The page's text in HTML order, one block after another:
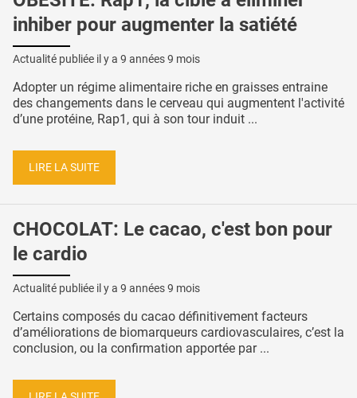
inhiber pour augmenter la satiété
Actualité publiée il y a 9 années 9 mois
Adopter un régime alimentaire riche en graisses entraine
des changements dans le cerveau qui augmentent l'activité
d’une protéine, Rap1, qui à son tour induit ...
LIRE LA SUITE
CHOCOLAT: Le cacao, c'est bon pour
le cardio
Actualité publiée il y a 9 années 9 mois
Certains composés du cacao définitivement facteurs
d’améliorations de biomarqueurs cardiovasculaires, c’est la
conclusion, ou la confirmation apportée par ...